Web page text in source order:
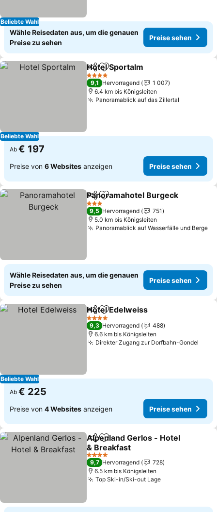
Beliebte Wahl
Wähle Reisedaten aus, um die genauen
Preise zu sehen
Preise sehen
Beliebte Wahl
TeilenZu Favoriten hinzufügen
Hotel Sportalm
4 Sterne
9,1 Hervorragend
1 007
6.4 km bis Königsleiten
Panoramablick auf das Zillertal
Ab € 197
Preise von 6 Websites anzeigen Preise sehen
TeilenZu Favoriten hinzufügen
Panoramahotel Burgeck
3 Sterne
9,5 Hervorragend
751
5.0 km bis Königsleiten
Panoramablick auf Wasserfälle und Berge
Wähle Reisedaten aus, um die genauen
Preise zu sehen
Preise sehen
Beliebte Wahl
TeilenZu Favoriten hinzufügen
Hotel Edelweiss
4 Sterne
9,3 Hervorragend
488
6.6 km bis Königsleiten
Direkter Zugang zur Dorfbahn-Gondel
Ab € 225
Preise von 4 Websites anzeigen Preise sehen
TeilenZu Favoriten hinzufügen
Alpenland Gerlos - Hotel
& Breakfast
Preise sehen
4 Sterne
9,7 Hervorragend
728
6.5 km bis Königsleiten
Top Ski-in/Ski-out LagePreise sehen